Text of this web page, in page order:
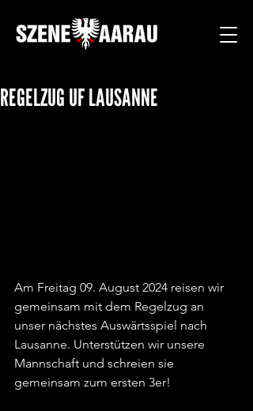
REGELZUG UF LAUSANNE
Am Freitag 09. August 2024 reisen wir
gemeinsam mit dem Regelzug an
unser nächstes Auswärtsspiel nach
Lausanne. Unterstützen wir unsere
Mannschaft und schreien sie
gemeinsam zum ersten 3er!